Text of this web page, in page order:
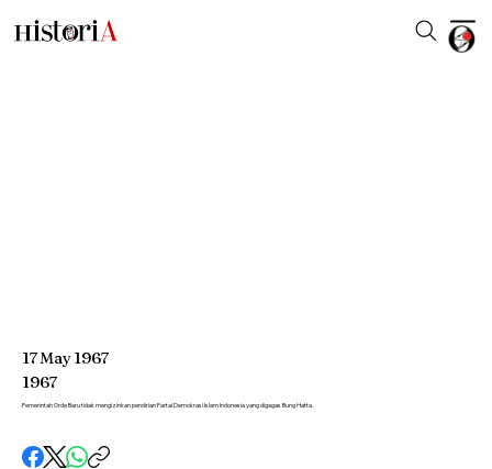
17May1967
1967
Pemerintah Orde Baru tidak mengizinkan pendirian Partai Demokrasi Islam Indonesia yang digagas Bung Hatta.